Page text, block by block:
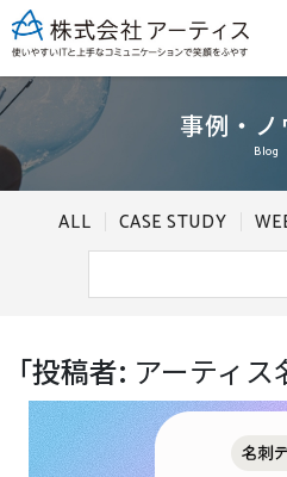
事例・ノ
Blog
ALL CASE STUDY
「投稿者: アーティス